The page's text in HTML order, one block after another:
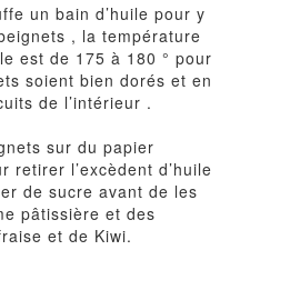
un bain d’huile pour y
, la température
est de 175 à 180 ° pour
soient bien dorés et en
de l’intérieur .
sur du papier
retirer l’excèdent d’huile
de sucre avant de les
pâtissière et des
et de Kiwi.